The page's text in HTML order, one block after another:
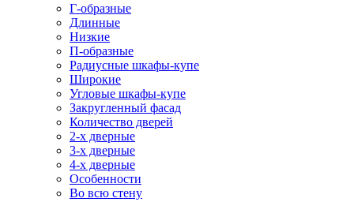
Г-образные
Длинные
Низкие
П-образные
Радиусные шкафы-купе
Широкие
Угловые шкафы-купе
Закругленный фасад
Количество дверей
2-х дверные
3-х дверные
4-х дверные
Особенности
Во всю стену